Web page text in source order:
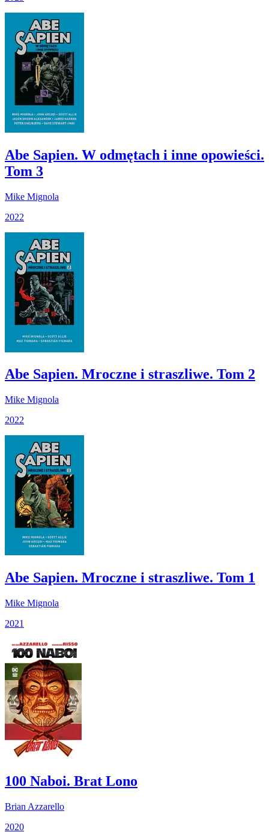
Abe Sapien. W odmętach i inne opowieści.
Tom 3
Mike Mignola
2022
Abe Sapien. Mroczne i straszliwe. Tom 2
Mike Mignola
2022
Abe Sapien. Mroczne i straszliwe. Tom 1
Mike Mignola
2021
100 Naboi. Brat Lono
Brian Azzarello
2020